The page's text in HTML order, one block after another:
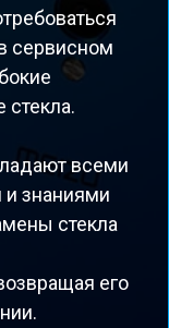
сервисном
стекла.
всеми
знаниями
стекла
его